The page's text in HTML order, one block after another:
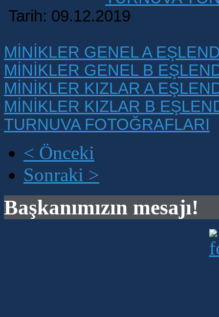
Tarih: 09.12.2019
MİNİKLER GENEL A
MİNİKLER GENEL B
MİNİKLER KIZLAR A
MİNİKLER KIZLAR B
TURNUVA FOTOĞRAFLARI
< Önceki
Sonraki >
Başkanımızın mesajı!